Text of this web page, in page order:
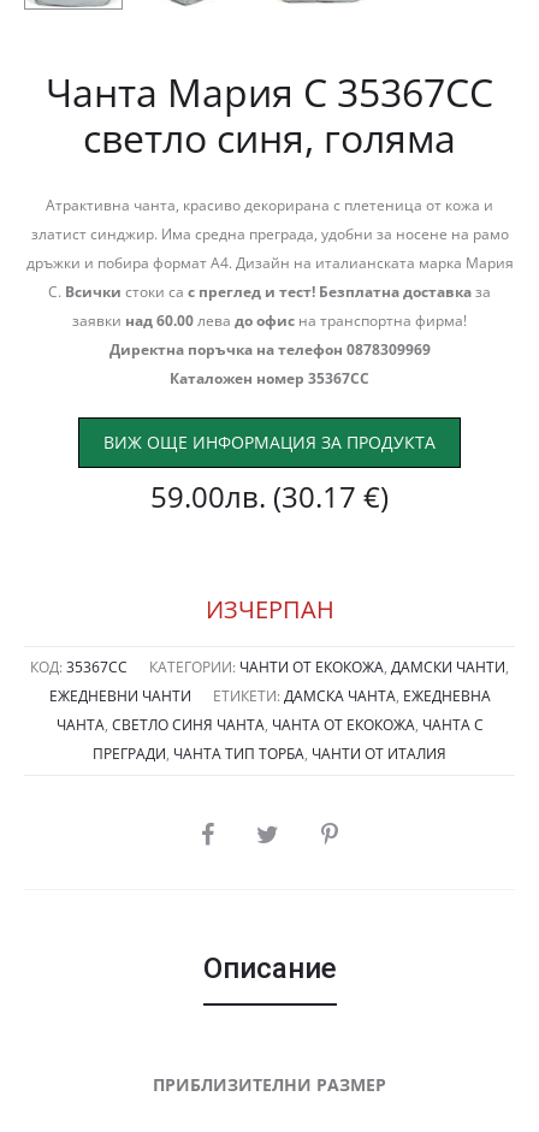
Чанта Мария С 35367СС
светло синя, голяма
Атрактивна чанта, красиво декорирана с плетеница от кожа и
златист синджир. Има средна преграда, удобни за носене на рамо
дръжки и побира формат А4. Дизайн на италианската марка Мария
С. Всички стоки са с преглед и тест! Безплатна доставказа
заявки над 60.00лева до офис на транспортна фирма!
Директна поръчка на телефон 0878309969
Каталожен номер 35367СС
ВИЖ ОЩЕ ИНФОРМАЦИЯ ЗА ПРОДУКТА
59.00лв. (30.17 €)
ИЗЧЕРПАН
КОД: 35367СС КАТЕГОРИИ: ЧАНТИ ОТ ЕКОКОЖА, ДАМСКИ ЧАНТИ,
ЕЖЕДНЕВНИ ЧАНТИ
ЕТИКЕТИ: ДАМСКА ЧАНТА, ЕЖЕДНЕВНА
ЧАНТА, СВЕТЛО СИНЯ ЧАНТА, ЧАНТА ОТ ЕКОКОЖА, ЧАНТА С
ПРЕГРАДИ, ЧАНТА ТИП ТОРБА, ЧАНТИ ОТ ИТАЛИЯ
SHARE
Описание
ПРИБЛИЗИТЕЛНИ РАЗМЕР